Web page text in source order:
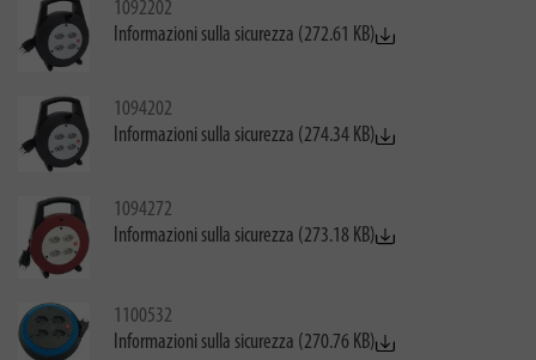
1092202
Informazioni sulla sicurezza (272.61 KB)
1094202
Informazioni sulla sicurezza (274.34 KB)
1094272
Informazioni sulla sicurezza (273.18 KB)
1100532
Informazioni sulla sicurezza (270.76 KB)